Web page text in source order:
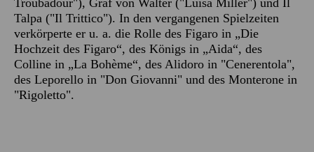
Troubadour"), Graf von Walter ("Luisa Miller") und Il
Talpa ("Il Trittico"). In den vergangenen Spielzeiten
verkörperte er u. a. die Rolle des Figaro in „Die
Hochzeit des Figaro“, des Königs in „Aida“, des
Colline in „La Bohème“, des Alidoro in "Cenerentola",
des Leporello in "Don Giovanni" und des Monterone in
"Rigoletto".